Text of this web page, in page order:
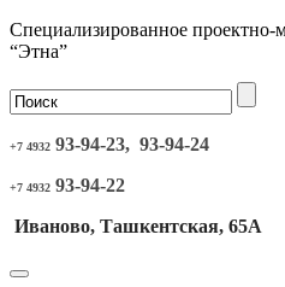
Специализированное
“Этна”
+7 4932 93-94-23, 93-94-24
+7 4932 93-94-22
Иваново, Ташкентская, 65А